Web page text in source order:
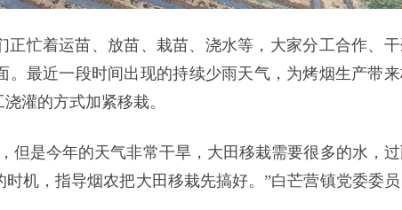
忙着运苗、放苗、栽苗、浇水等，大家分工合作、
最近一段时间出现的持续少雨天气，为烤烟生产带
灌的方式加紧移栽。
但是今年的天气非常干旱，大田移栽需要很多的水，
机，指导烟农把大田移栽先搞好。”白芒营镇党委委